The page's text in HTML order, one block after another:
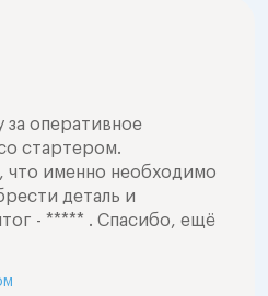
за оперативное
стартером.
что именно необходимо
деталь и
- ***** . Спасибо, ещё